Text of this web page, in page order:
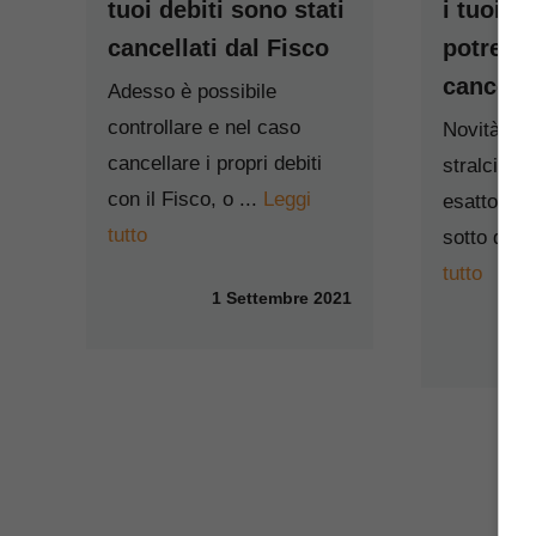
tuoi debiti sono stati
cancellati dal Fisco
Adesso è possibile
controllare e nel caso
cancellare i propri debiti
con il Fisco, o ... Leggi
tutto
1 Settembre 2021
i tuoi
Novità in
stralcio
sotto dei
tutto